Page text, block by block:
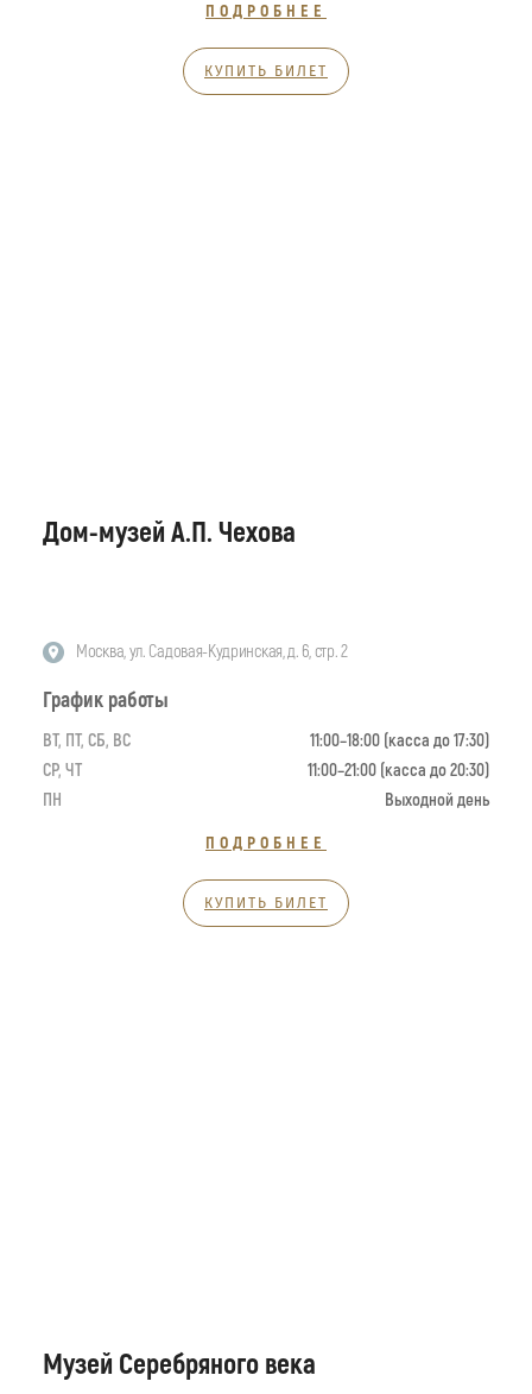
ПОДРОБНЕЕ
КУПИТЬ БИЛЕТ
Дом-музей А.П. Чехова
Москва, ул. Садовая-Кудринская, д. 6, стр. 2
График работы
ВТ, ПТ, СБ, ВС
11:00–18:00 (касса до 17:30)
СР, ЧТ
11:00–21:00 (касса до 20:30)
ПН
Выходной день
ПОДРОБНЕЕ
КУПИТЬ БИЛЕТ
Музей Серебряного века